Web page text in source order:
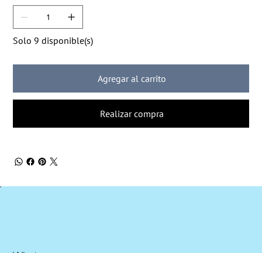
Solo 9 disponible(s)
Agregar al carrito
Realizar compra